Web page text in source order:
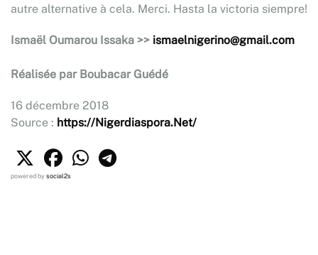
autre alternative à cela. Merci. Hasta la victoria siempre!
Ismaël Oumarou Issaka >> ismaelnigerino@gmail.com
Réalisée par Boubacar Guédé
16 décembre 2018
Source : https://Nigerdiaspora.Net/
powered bysocial2s